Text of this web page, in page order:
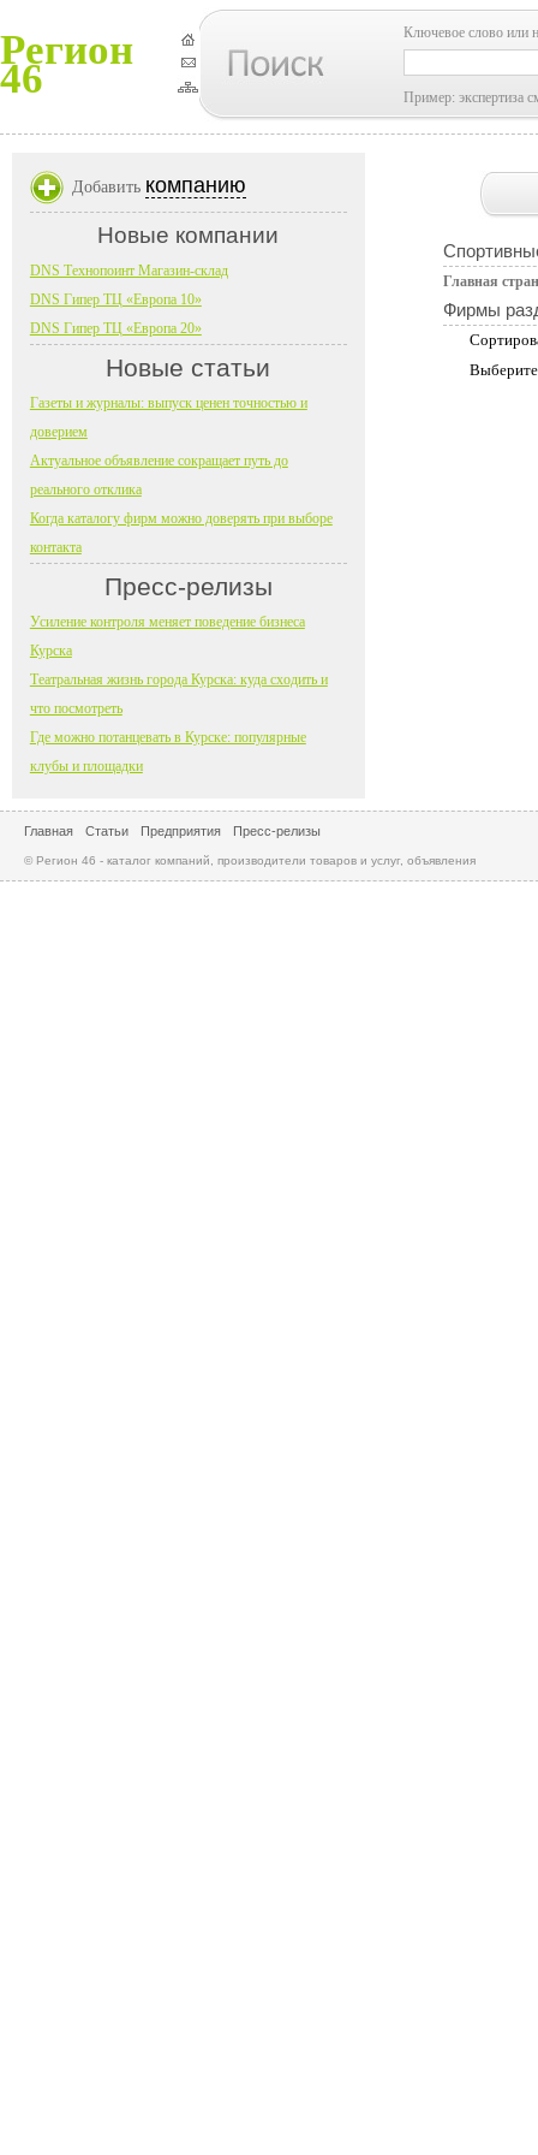
Регион
46
Ключевое слово или
Пример: экспертиза
Главная
Фирмы
Добавить компанию
Новые компании
DNS Технопоинт Магазин-склад
DNS Гипер ТЦ «Европа 10»
DNS Гипер ТЦ «Европа 20»
Новые статьи
Газеты и журналы: выпуск ценен точностью и
доверием
Актуальное объявление сокращает путь до
реального отклика
Когда каталогу фирм можно доверять при выборе
контакта
Пресс-релизы
Усиление контроля меняет поведение бизнеса
Курска
Театральная жизнь города Курска: куда сходить и
что посмотреть
Где можно потанцевать в Курске: популярные
клубы и площадки
Главная Статьи Предприятия Пресс-релизы
© Регион 46 - каталог компаний, производители товаров и услуг, объявления